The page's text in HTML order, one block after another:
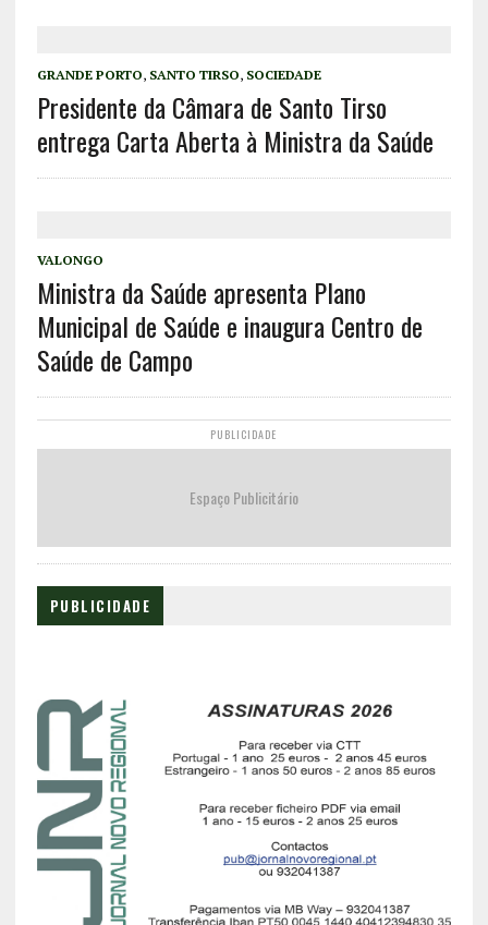
GRANDE PORTO, SANTO TIRSO, SOCIEDADE
Presidente da Câmara de Santo Tirso
entrega Carta Aberta à Ministra da Saúde
VALONGO
Ministra da Saúde apresenta Plano
Municipal de Saúde e inaugura Centro de
Saúde de Campo
PUBLICIDADE
Espaço Publicitário
PUBLICIDADE